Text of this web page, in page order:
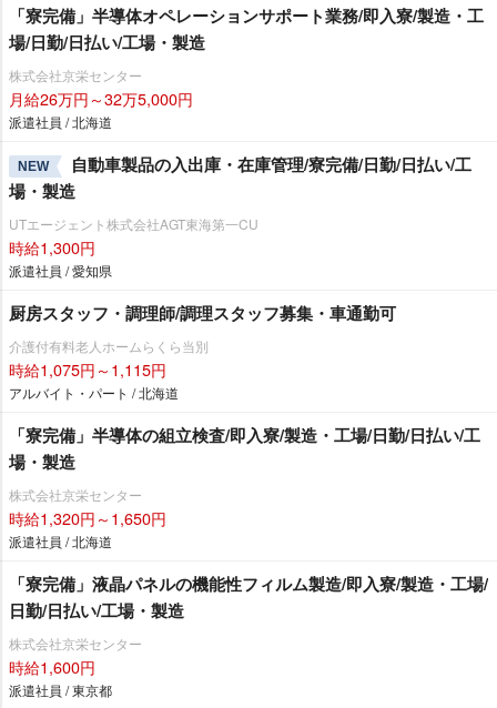
「寮完備」半導体オペレーションサポート業務/即入寮/製造・工
場/日勤/日払い/工場・製造
株式会社京栄センター
月給26万円～32万5,000円
派遣社員 / 北海道
NEW
自動車製品の入出庫・在庫管理/寮完備/日勤/日払い/工
場・製造
UTエージェント株式会社AGT東海第一CU
時給1,300円
派遣社員 / 愛知県
厨房スタッフ・調理師/調理スタッフ募集・車通勤可
介護付有料老人ホームらくら当別
時給1,075円～1,115円
アルバイト・パート / 北海道
「寮完備」半導体の組立検査/即入寮/製造・工場/日勤/日払い/工
場・製造
株式会社京栄センター
時給1,320円～1,650円
派遣社員 / 北海道
「寮完備」液晶パネルの機能性フィルム製造/即入寮/製造・工場/
日勤/日払い/工場・製造
株式会社京栄センター
時給1,600円
派遣社員 / 東京都